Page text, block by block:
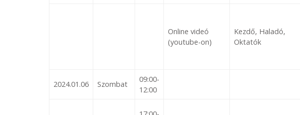
Online videó
(youtube-on)
Kezdő, Haladó,
Oktatók
2024.01.06 Szombat
09:00-
12:00